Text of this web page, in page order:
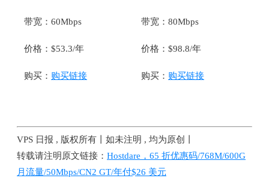
带宽：60Mbps
价格：$53.3/年
购买： 购买链接
带宽：80Mbps
价格：$98.8/年
购买： 购买链接
VPS 日报 , 版权所有丨如未注明 , 均为原创丨
转载请注明原文链接： Hostdare，65 折优惠码/768M/600G
月流量/50Mbps/CN2 GT/年付$26 美元